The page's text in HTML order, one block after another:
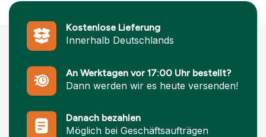
Kostenlose Lieferung
Innerhalb Deutschlands
An Werktagen vor 17:00 Uhr bestellt?
Dann werden wir es heute versenden!
Danach bezahlen
Möglich bei Geschäftsaufträgen